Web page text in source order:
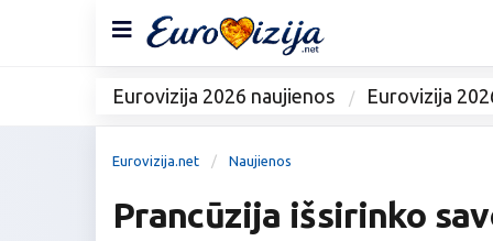
Eurovizija 2026 naujienos Eurovizija
Eurovizija.net Naujienos
Prancūzija išsirinko